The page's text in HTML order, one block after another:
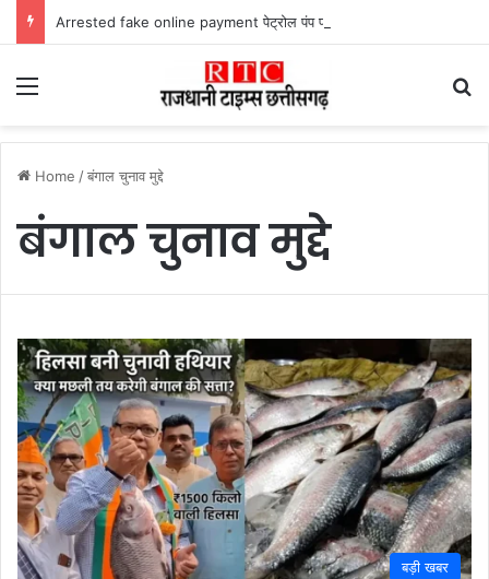
Menu
Home /बंगाल चुनाव मुद्दे
बंगाल चुनाव मुद्दे
बड़ी खबर